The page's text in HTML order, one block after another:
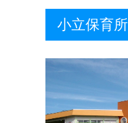
小立保育所